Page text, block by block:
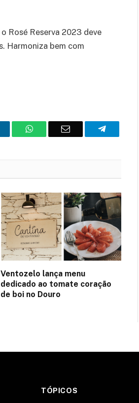
Rosé Reserva 2023 deve
Harmoniza bem com
WhatsAppE-
Telegrama
Ventozelo lança menu
dedicado ao tomate coração
de boi no Douro
TÓPICOS